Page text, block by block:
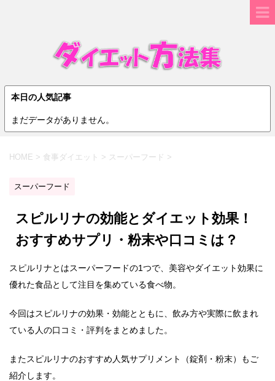
本日の人気記事
まだデータがありません。
HOME > 食事ダイエット > スーパーフード >
スーパーフード
スピルリナの効能とダイエット効果！
おすすめサプリ・粉末や口コミは？
スピルリナとはスーパーフードの1つで、美容やダイエット効果に
優れた食品として注目を集めている食べ物。
今回はスピルリナの効果・効能とともに、飲み方や実際に飲まれ
ている人の口コミ・評判をまとめました。
またスピルリナのおすすめ人気サプリメント（錠剤・粉末）もご
紹介します。